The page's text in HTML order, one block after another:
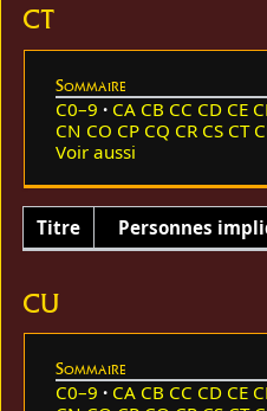
CT
Sommaire
C0–9 CA CB CC CD CE
CN CO CP CQ CR CS CT
Voir aussi
Titre Personnes
CU
Sommaire
C0–9 CA CB CC CD CE